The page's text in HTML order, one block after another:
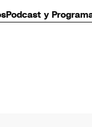
Podcast y